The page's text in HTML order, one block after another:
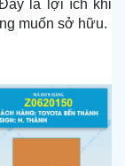
là lợi ích khi
muốn sở hữu.